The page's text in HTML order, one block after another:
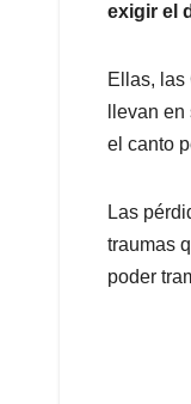
exigir el
Ellas, las
llevan
el canto
Las
traumas
poder